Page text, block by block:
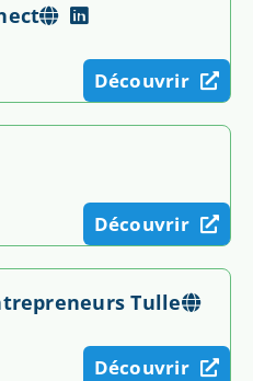
Découvrir
Découvrir
Tulle
Découvrir